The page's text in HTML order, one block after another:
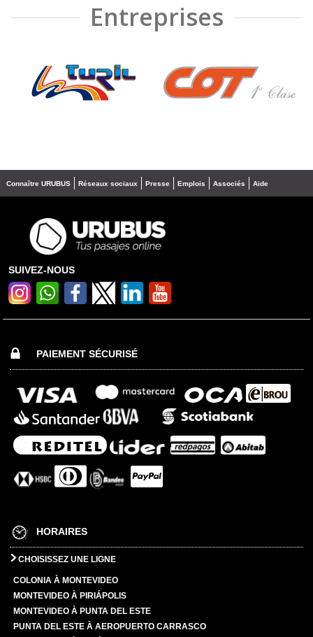
Entreprises
❮ ❯
Connaître URUBUS Réseaux sociaux Presse Emplois Associés Aide
SUIVEZ-NOUS
PAIEMENT SÉCURISÉ
HORAIRES
CHOISISSEZ UNE LIGNE
COLONIA À MONTEVIDEO
MONTEVIDEO À PIRIÁPOLIS
MONTEVIDEO À PUNTA DEL ESTE
PUNTA DEL ESTE À AEROPUERTO CARRASCO